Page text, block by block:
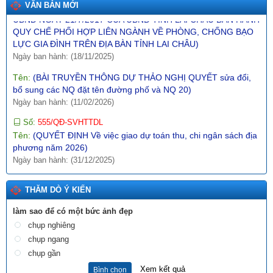
VĂN BẢN MỚI
QUY CHẾ PHỐI HỢP LIÊN NGÀNH VỀ PHÒNG, CHỐNG BẠO
LỰC GIA ĐÌNH TRÊN ĐỊA BÀN TỈNH LAI CHÂU)
Ngày ban hành: (18/11/2025)
Tên:
(BÀI TRUYỀN THÔNG DỰ THẢO NGHỊ QUYẾT sửa đổi,
bổ sung các NQ đặt tên đường phố và NQ 20)
Ngày ban hành: (11/02/2026)
555/QĐ-SVHTTDL
Tên:
(QUYẾT ĐỊNH Về việc giao dự toán thu, chi ngân sách địa
phương năm 2026)
Ngày ban hành: (31/12/2025)
289/2025/NĐ-CP
Tên:
(NGHỊ ĐỊNH Hướng dẫn thi hành Nghị quyết số
197/2025/QH15 ngày 17 tháng 5 năm 2025 của Quốc hội về
một số cơ chế, chính sách đặc biệt tạo đột phá trong xây dựng
Ngày ban hành: (10/12/2025)
Số: 1987/SVHTTDL-VP
Tên:(V/v định hướng nội dung phổ biến, giáo dục pháp luật
THĂM DÒ Ý KIẾN
làm sao để có một bức ảnh đẹp
chụp nghiêng
chụp ngang
chụp gần
Bình chọn Xem kết quả